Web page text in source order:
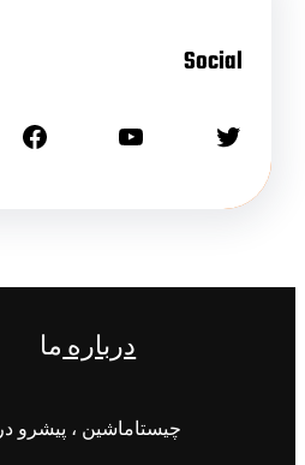
Social
دربارهما
چیستاماشین ، پیشرو در